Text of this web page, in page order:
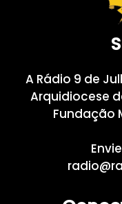
A Rádio 9 de
Arquidiocese
Fundação